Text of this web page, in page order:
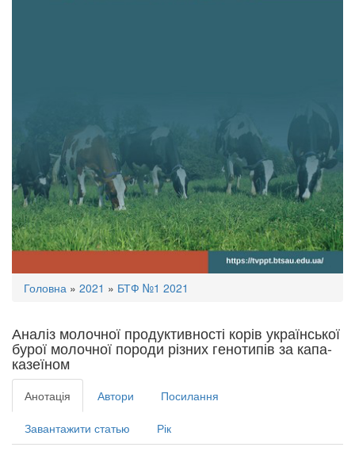
Ви
тут
Головна » 2021 » БТФ №1 2021
Аналіз молочної продуктивності корів української
бурої молочної породи різних генотипів за капа-
казеїном
Анотація Автори Посилання
Завантажити статью Рік